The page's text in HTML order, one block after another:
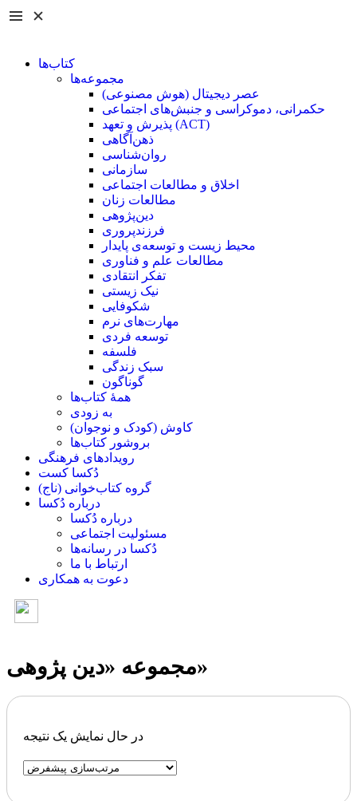
کتاب‌ها
مجموعه‌ها
عصر دیجیتال (هوش مصنوعی)
حکمرانی، دموکراسی و جنبش‌های اجتماعی
پذیرش و تعهد (ACT)
ذهن‌آگاهی
روان‌شناسی
سازمانی
اخلاق و مطالعات اجتماعی
مطالعات زنان
دین‌پژوهی
فرزند‌پروری
محیط زیست و توسعه‌ی پایدار
مطالعات علم و فناوری
تفکر انتقادی
نیک زیستی
شکوفایی
مهارت‌های نرم
توسعه فردی
فلسفه
سبک زندگی
گوناگون
همۀ کتاب‌ها
به زودی
کاوش (کودک و ‌نوجوان)
بروشور کتاب‌ها
رویدادهای فرهنگی
دُکسا کست
گروه کتاب‌خوانی (ناج)
درباره دُکسا
درباره دُکسا
مسئولیت اجتماعی
دُکسا در رسانه‌ها
ارتباط با ما
دعوت به همکاری
مجموعه «دین پژوهی»
در حال نمایش یک نتیجه